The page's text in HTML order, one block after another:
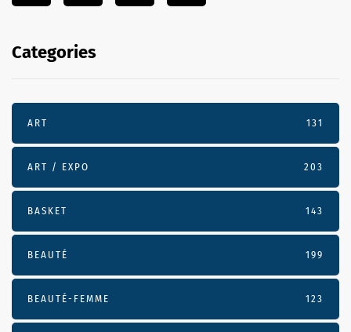
Categories
ART 131
ART / EXPO 203
BASKET 143
BEAUTÉ 199
BEAUTÉ-FEMME 123